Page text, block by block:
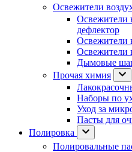
Освежители
Освежители
дефлектор
Освежители
Освежители
Дымовые
Прочая химия
Наборы по
Уход за
Пасты для
Полировка
Полировальные